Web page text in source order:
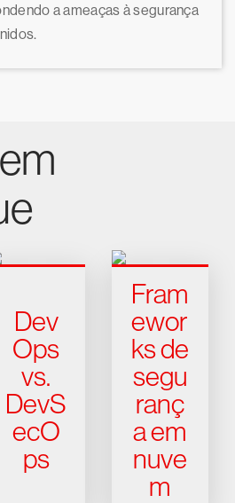
a ameaças à segurança
Dev
Ops
vs.
DevS
ecO
ps
Fram
ewor
ks de
segu
ranç
a em
nuve
m